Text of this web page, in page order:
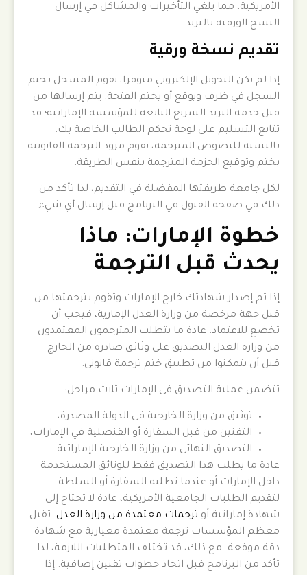
الأمريكية، مما يلغي التأخيرات والمشاكل في إرسال
النسخ الورقية بالبريد.
تقديم نسخة ورقية
إذا لم يكن التحويل الإلكتروني متوفرا، يقوم المسجل بختم
السجل في ظرف ويوقع أو يختم الفتحة. يتم إرسالها من
قبل خدمة البريد السريع التابعة للمؤسسة الإماراتية؛ قد
تتابع التسليم على لوحة تحكم الطالب الخاصة بك.
بالنسبة للنصوص المترجمة، يقوم مزود الترجمة القانونية
بختم وتوقيع الحزمة المترجمة بنفس الطريقة.
لكل جامعة طريقتها المفضلة في التقديم، لذا تأكد من
ذلك في صفحة القبول في البرنامج قبل إرسال أي شيء.
خطوة الإمارات: ماذا
يحدث قبل الترجمة
إذا تم إصدار شهادتك خارج الإمارات وتقوم بترجمتها من
قبل جهة مرخصة من وزارة العدل الإمارية، فيجب أن
تخضع للاعتماد. عادة ما يتطلب المترجمون المعتمدون
من وزارة العدل التصديق على وثائق صادرة من الخارج
قبل أن يتمكنوا من تطبيق ختم ترجمة قانوني.
تتضمن عملية التصديق في الإمارات ثلاث مراحل:
توثيق من وزارة الخارجية في الدولة المصدرة،
التقنين من قبل السفارة أو القنصلية في الإمارات،
التصديق النهائي من وزارة الخارجية الإماراتية.
عادة ما يطلب هذا التصديق فقط للوثائق المستخدمة
داخل الإمارات أو عندما تطلبه السفارة أو السلطة.
لتقديم الطلبات الجامعية الأمريكية، عادة لا تحتاج إلى
شهادة إماراتية أو ترجمات معتمدة من وزارة العدل. تقبل
معظم المؤسسات ترجمة معتمدة معيارية مع شهادة
دقة موقعة. مع ذلك، قد تختلف المتطلبات اللازمة، لذا
تأكد من البرنامج قبل اتخاذ خطوات تقنين إضافية. إذا